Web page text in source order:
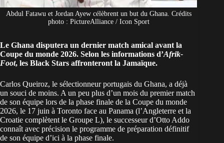
Abdul Fatawu et Jordan Ayew célèbrent un but du Ghana. Crédits
photo : PictureAlliance / Icon Sport
Le Ghana disputera un dernier match amical avant la
Coupe du monde 2026. Selon les informations d’Afrik-
Foot, les Black Stars affronteront la Jamaïque.
Carlos Queiroz, le sélectionneur portugais du Ghana, a déjà
un souci de moins. A un peu plus d’un mois du premier match
de son équipe lors de la phase finale de la Coupe du monde
2026, le 17 juin à Toronto face au Panama (l’Angleterre et la
Croatie complètent le Groupe L), le successeur d’Otto Addo
connaît avec précision le programme de préparation définitif
de son équipe d’ici à la phase finale.